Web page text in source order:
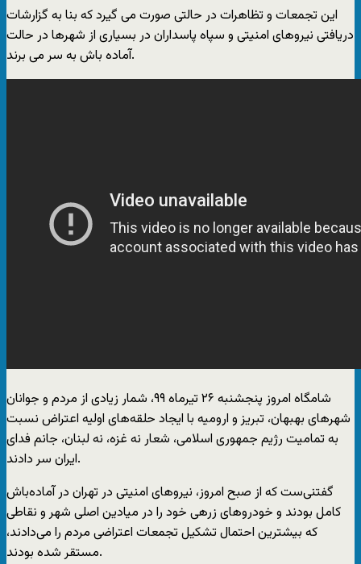
این تجمعات و تظاهرات در حالتی صورت می گیرد که بنا به گزارشات
دریافتی نیروهای امنیتی و سپاه پاسداران در بسیاری از شهرها در حالت
آماده باش به سر می برند.
شامگاه امروز پنجشنبه ۲۶ تیرماه ۹۹، شمار زیادی از مردم و جوانان
شهرهای بهبهان، تبریز و ارومیه با ایجاد حلقه‌های اولیه اعتراض نسبت
به تمامیت رژیم جمهوری اسلامی، شعار نه غزه، نه لبنان، جانم فدای
ایران سر دادند.
گفتنی‌ست که از صبح امروز، نیروهای امنیتی در تهران در آماده‌باش
کامل بودند و خودروهای زرهی خود را در میادین اصلی شهر و نقاطی
که بیشترین احتمال تشکیل تجمعات اعتراضی مردم را می‌دادند،
مستقر شده بودند.